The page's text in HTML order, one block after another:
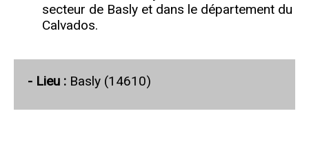
secteur de Basly et dans le département du
Calvados.
- Lieu : Basly (14610)